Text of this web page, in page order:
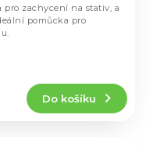
Do košíku
pro zachycení na stativ, a
pomůcka pro